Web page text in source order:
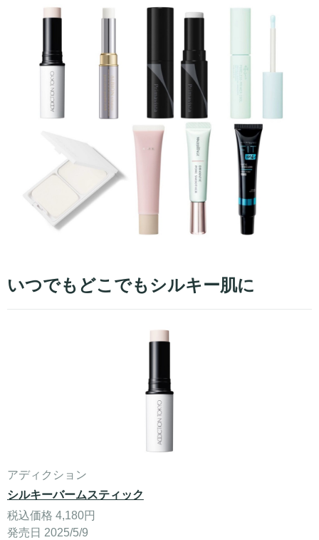
いつでもどこでもシルキー肌に
アディクション
シルキーバームスティック
税込価格 4,180円
発売日 2025/5/9